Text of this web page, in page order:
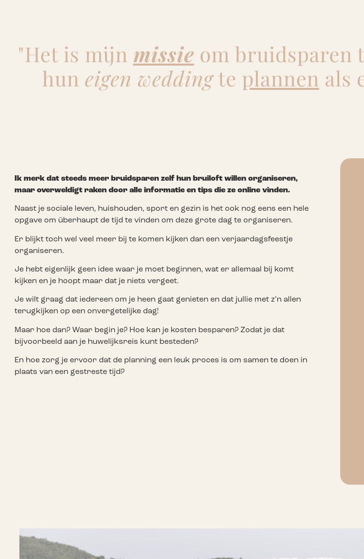
"Het is mijn missie om bruidsparen
hun eigen weddingte plannen als
Ik merk dat steeds meer bruidsparen zelf hun bruiloft willen organiseren,
maar overweldigt raken door alle informatie en tips die ze online vinden.
Naast je sociale leven, huishouden, sport en gezin is het ook nog eens een hele
opgave om überhaupt de tijd te vinden om deze grote dag te organiseren.
Er blijkt toch wel veel meer bij te komen kijken dan een verjaardagsfeestje
organiseren.
Je hebt eigenlijk geen idee waar je moet beginnen, wat er allemaal bij komt
kijken en je hoopt maar dat je niets vergeet.
Je wilt graag dat iedereen om je heen gaat genieten en dat jullie met z’n allen
terugkijken op een onvergetelijke dag!
Maar hoe dan? Waar begin je? Hoe kan je kosten besparen? Zodat je dat
bijvoorbeeld aan je huwelijksreis kunt besteden?
En hoe zorg je ervoor dat de planning een leuk proces is om samen te doen in
plaats van een gestreste tijd?